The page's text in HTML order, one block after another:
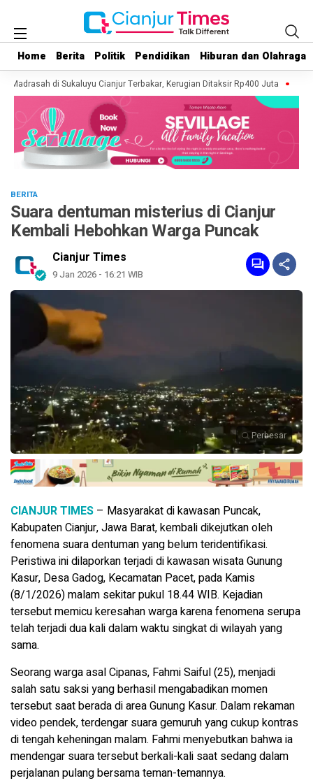
Home Berita Politik Pendidikan Hiburan dan Olahraga
Home Berita Politik Pendidikan Hiburan dan Olahraga
di Sukaluyu Cianjur Terbakar, Kerugian Ditaksir Rp400 Juta
BERITA
Suara dentuman misterius di Cianjur
Kembali Hebohkan Warga Puncak
Cianjur Times
9 Jan 2026 - 16:21 WIB
Perbesar
CIANJUR TIMES – Masyarakat di kawasan Puncak,
Kabupaten Cianjur, Jawa Barat, kembali dikejutkan oleh
fenomena suara dentuman yang belum teridentifikasi.
Peristiwa ini dilaporkan terjadi di kawasan wisata Gunung
Kasur, Desa Gadog, Kecamatan Pacet, pada Kamis
(8/1/2026) malam sekitar pukul 18.44 WIB. Kejadian
tersebut memicu keresahan warga karena fenomena serupa
telah terjadi dua kali dalam waktu singkat di wilayah yang
sama.
Seorang warga asal Cipanas, Fahmi Saiful (25), menjadi
salah satu saksi yang berhasil mengabadikan momen
tersebut saat berada di area Gunung Kasur. Dalam rekaman
video pendek, terdengar suara gemuruh yang cukup kontras
di tengah keheningan malam. Fahmi menyebutkan bahwa ia
mendengar suara tersebut berkali-kali saat sedang dalam
perjalanan pulang bersama teman-temannya.